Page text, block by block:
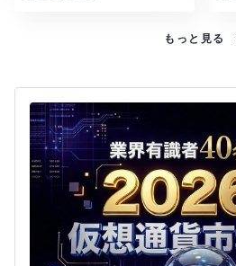
もっと見る